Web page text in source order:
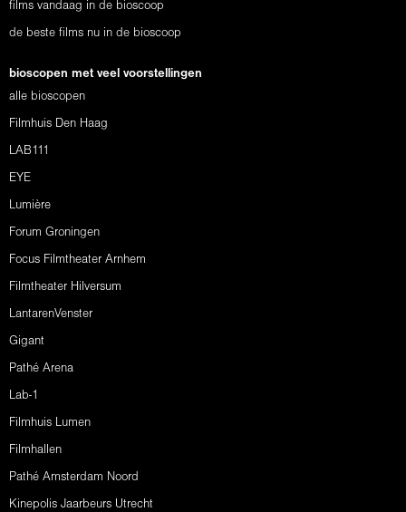
films vandaag in de bioscoop
de beste films nu in de bioscoop
bioscopen met veel voorstellingen
alle bioscopen
Filmhuis Den Haag
LAB111
EYE
Lumière
Forum Groningen
Focus Filmtheater Arnhem
Filmtheater Hilversum
LantarenVenster
Gigant
Pathé Arena
Lab-1
Filmhuis Lumen
Filmhallen
Pathé Amsterdam Noord
Kinepolis Jaarbeurs Utrecht